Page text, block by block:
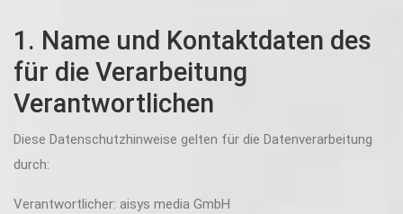
1. Name und Kontaktdaten des
für die Verarbeitung
Verantwortlichen
Diese Datenschutzhinweise gelten für die Datenverarbeitung
durch:
Verantwortlicher: aisys media GmbH